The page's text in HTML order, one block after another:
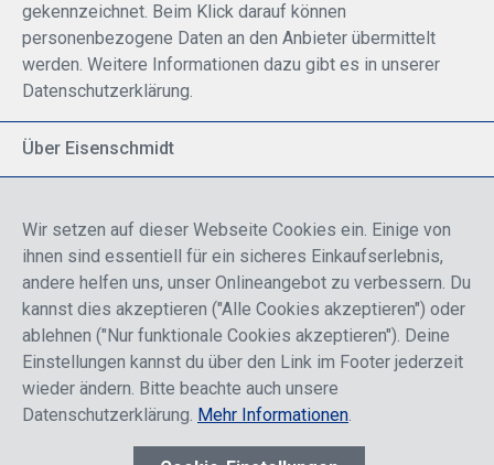
gekennzeichnet. Beim Klick darauf können
personenbezogene Daten an den Anbieter übermittelt
werden. Weitere Informationen dazu gibt es in unserer
Datenschutzerklärung.
Über Eisenschmidt
Breite Palette von Luftfahrtprodukten
Fokus auf Pilotenausbildung
Sicher einkaufen
Wir setzen auf dieser Webseite Cookies ein. Einige von
ihnen sind essentiell für ein sicheres Einkaufserlebnis,
andere helfen uns, unser Onlineangebot zu verbessern. Du
kannst dies akzeptieren ("Alle Cookies akzeptieren") oder
ablehnen ("Nur funktionale Cookies akzeptieren"). Deine
Einstellungen kannst du über den Link im Footer jederzeit
wieder ändern. Bitte beachte auch unsere
Datenschutzerklärung. Mehr Informationen.